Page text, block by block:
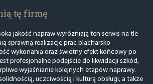
tę firmę
jakość napraw wyróżniają ten serwis na tle
sprawną realizację prac blacharsko-
wykonania oraz świetny efekt końcowy po
profesjonalne podejście do likwidacji szkód,
wyjaśnianie kolejnych etapów naprawy.
uczciwością i kulturą obsługi, a także